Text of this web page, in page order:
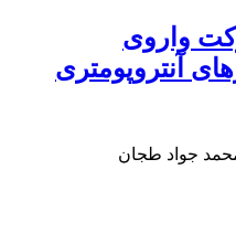
واروی
آنتروپومتری
جواد طجان